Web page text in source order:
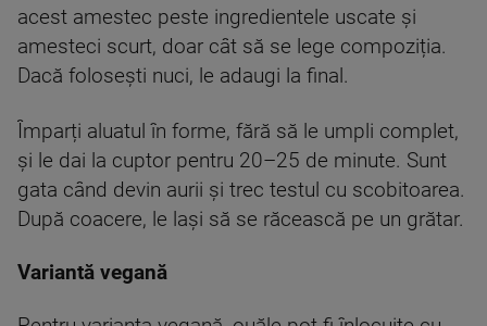
acest amestec peste ingredientele uscate și
amesteci scurt, doar cât să se lege compoziția.
Dacă folosești nuci, le adaugi la final.
Împarți aluatul în forme, fără să le umpli complet,
și le dai la cuptor pentru 20–25 de minute. Sunt
gata când devin aurii și trec testul cu scobitoarea.
După coacere, le lași să se răcească pe un grătar.
Variantă vegană